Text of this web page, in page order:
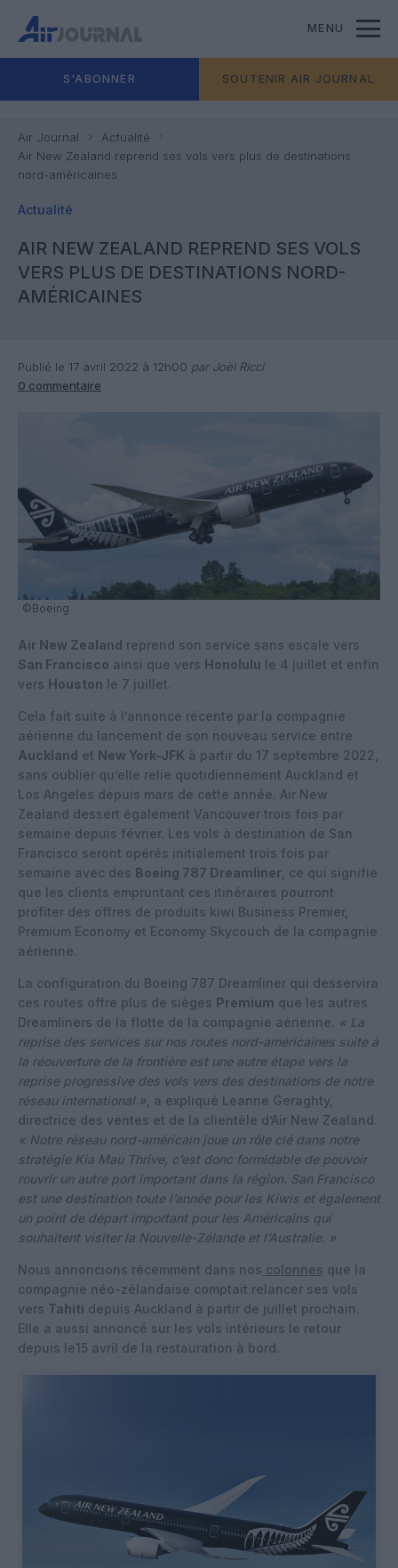
MENU
S'ABONNER SOUTENIR AIR JOURNAL
Air Journal
Actualité
Air New Zealand reprend ses vols vers plus de destinations
nord-américaines
Actualité
AIR NEW ZEALAND REPREND SES VOLS
VERS PLUS DE DESTINATIONS NORD-
AMÉRICAINES
Publié le 17 avril 2022 à 12h00 par Joël Ricci
0 commentaire
©Boeing
Air New Zealand reprend son service sans escale vers
San Francisco ainsi que vers Honolulu le 4 juillet et enfin
vers Houston le 7 juillet.
Cela fait suite à l’annonce récente par la compagnie
aérienne du lancement de son nouveau service entre
Auckland et New York-JFK à partir du 17 septembre 2022,
sans oublier qu’elle relie quotidiennement Auckland et
Los Angeles depuis mars de cette année. Air New
Zealand dessert également Vancouver trois fois par
semaine depuis février. Les vols à destination de San
Francisco seront opérés initialement trois fois par
semaine avec des Boeing 787 Dreamliner , ce qui signifie
que les clients empruntant ces itinéraires pourront
profiter des offres de produits kiwi Business Premier,
Premium Economy et Economy Skycouch de la compagnie
aérienne.
La configuration du Boeing 787 Dreamliner qui desservira
ces routes offre plus de sièges Premium que les autres
Dreamliners de la flotte de la compagnie aérienne. « La
reprise des services sur nos routes nord-américaines suite à
la réouverture de la frontière est une autre étape vers la
reprise progressive des vols vers des destinations de notre
réseau international » , a expliqué Leanne Geraghty,
directrice des ventes et de la clientèle d’Air New Zealand.
« Notre réseau nord-américain joue un rôle clé dans notre
stratégie Kia Mau Thrive, c’est donc formidable de pouvoir
rouvrir un autre port important dans la région. San Francisco
est une destination toute l’année pour les Kiwis et également
un point de départ important pour les Américains qui
souhaitent visiter la Nouvelle-Zélande et l’Australie. »
Nous annoncions récemment dans nos colonnes que la
compagnie néo-zélandaise comptait relancer ses vols
vers Tahiti depuis Auckland à partir de juillet prochain.
Elle a aussi annoncé sur les vols intérieurs le retour
depuis le15 avril de la restauration à bord.